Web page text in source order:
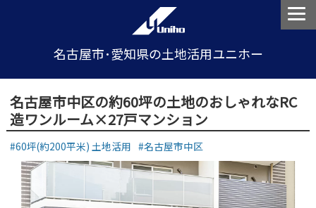
名古屋市･愛知県の土地活用ユニホー
名古屋市中区の約60坪の土地のおしゃれなRC
造ワンルーム×27戸マンション
60坪(約200平米) 土地活用 名古屋市中区